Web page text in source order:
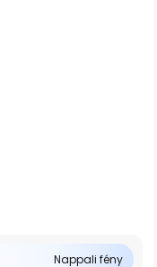
Nappali fény